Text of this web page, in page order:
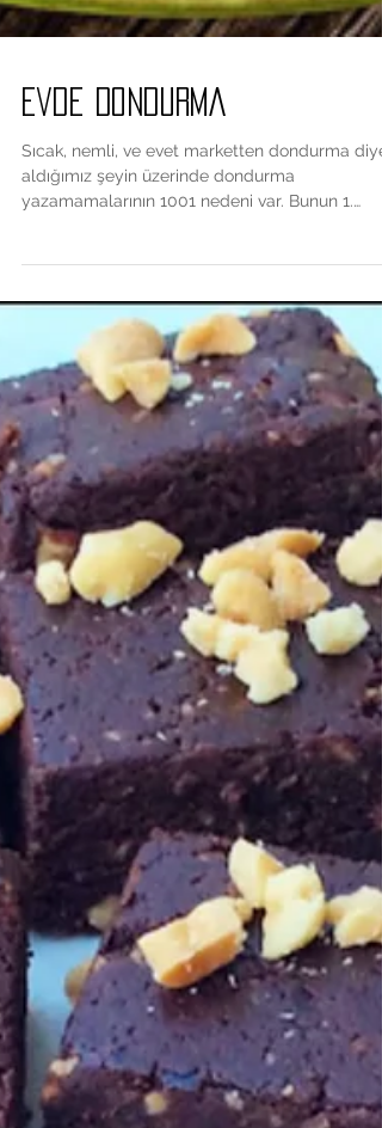
Evde Dondurma
Sıcak, nemli, ve evet marketten dondurma diye
aldığımız şeyin üzerinde dondurma
yazamamalarının 1001 nedeni var. Bunun 1.
nedeni aslında...